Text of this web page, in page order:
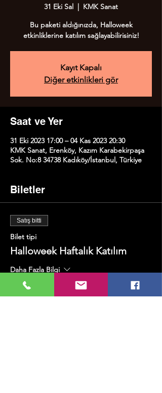
31 Eki Sal
  |
KMK Sanat
Bu paketi aldığınızda, Halloweek
etkinliklerine katılım sağlayabilirisiniz!
Kayıt Kapalı
Diğer etkinlikleri gör
Saat ve Yer
31 Eki 2023 17:00 – 04 Kas 2023 20:30
KMK Sanat, Erenköy, Kazım Karabekirpaşa
Sok. No:8 34738 Kadıköy/İstanbul, Türkiye
Biletler
Satış bitti
Bilet tipi
Halloweek Haftalık Katılım
Daha Fazla Bilgi
Fiyat